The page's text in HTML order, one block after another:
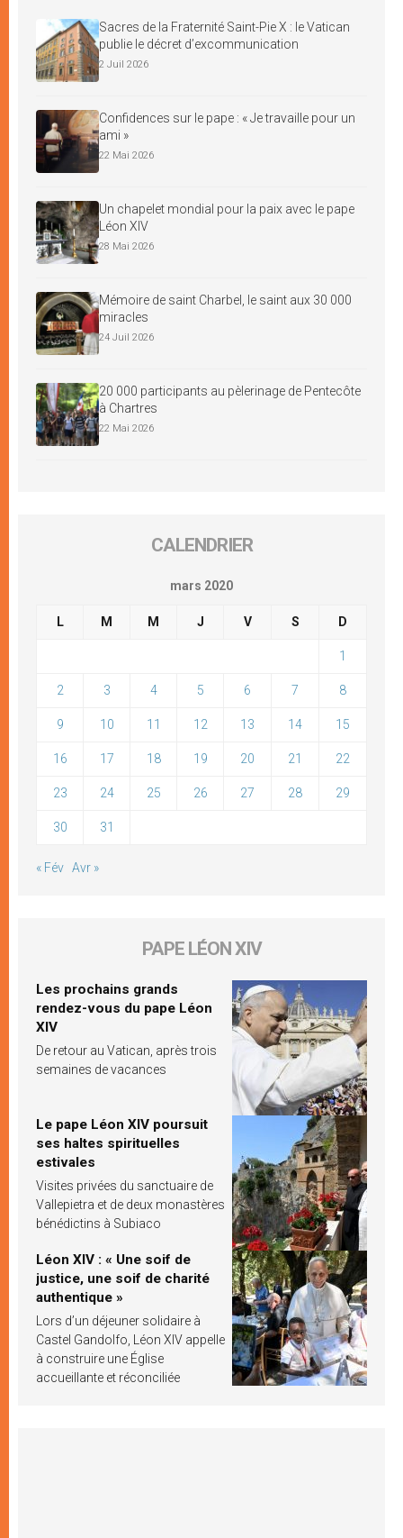
Sacres de la Fraternité Saint-Pie X : le Vatican
publie le décret d’excommunication
2 Juil 2026
Confidences sur le pape : « Je travaille pour un
ami »
22 Mai 2026
Un chapelet mondial pour la paix avec le pape
Léon XIV
28 Mai 2026
Mémoire de saint Charbel, le saint aux 30 000
miracles
24 Juil 2026
20 000 participants au pèlerinage de Pentecôte
à Chartres
22 Mai 2026
CALENDRIER
mars 2020
L M M J V S D
1
2 3 4 5 6 7 8
9 10 11 12 13 14 15
16 17 18 19 20 21 22
23 24 25 26 27 28 29
30 31
« Fév Avr »
PAPE LÉON XIV
Les prochains grands
rendez-vous du pape Léon
XIV
De retour au Vatican, après trois
semaines de vacances
Le pape Léon XIV poursuit
ses haltes spirituelles
estivales
Visites privées du sanctuaire de
Vallepietra et de deux monastères
bénédictins à Subiaco
Léon XIV : « Une soif de
justice, une soif de charité
authentique »
Lors d’un déjeuner solidaire à
Castel Gandolfo, Léon XIV appelle
à construire une Église
accueillante et réconciliée